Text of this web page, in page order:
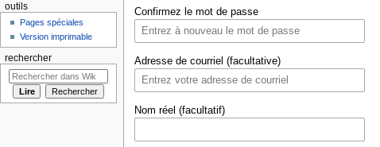
Confirmez le mot de passe
Adresse de courriel (facultative)
Nom réel (facultatif)
outils
Pages spéciales
Version imprimable
rechercher